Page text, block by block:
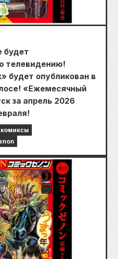
будет
телевидению!
будет опубликован в
«Ежемесячный
за апрель 2026